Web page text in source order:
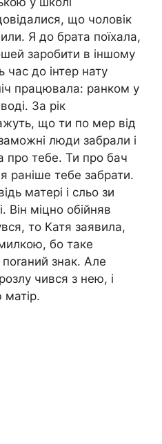
що чоловік
Я до брата поїхала,
заробити в іншому
час до інтер нату
працювала: ранком у
За рік
що ти по мер від
люди забрали і
про тебе. Ти про бач
раніше тебе забрати.
матері і сльо зи
Він міцно обійняв
то Катя заявила,
бо таке
знак. Але
чився з нею, і
матір.